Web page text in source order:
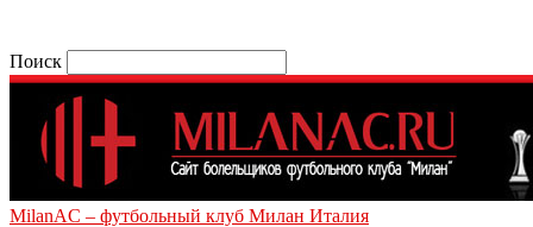
Поиск
MilanAC – футбольный клуб Милан Италия